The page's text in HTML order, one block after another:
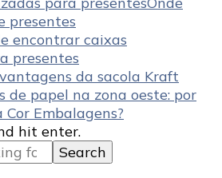
presentes
encontrar caixas
presentes
da sacola Kraft
de papel na zona oeste: por
Embalagens?
hit enter.